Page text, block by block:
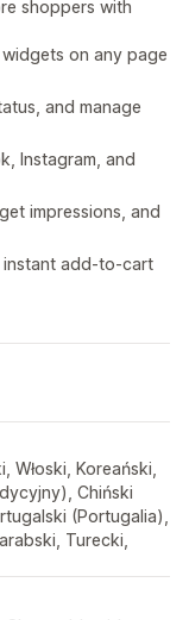
shoppers with
on any page
and manage
Instagram, and
impressions, and
instant add-to-cart
Włoski, Koreański,
Chiński
(Portugalia),
Turecki,